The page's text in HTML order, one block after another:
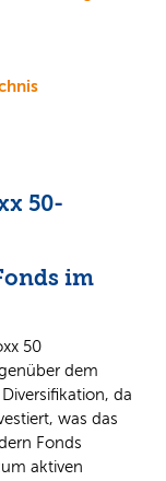
50-
im
50
dem
da
was das
Fonds
aktiven